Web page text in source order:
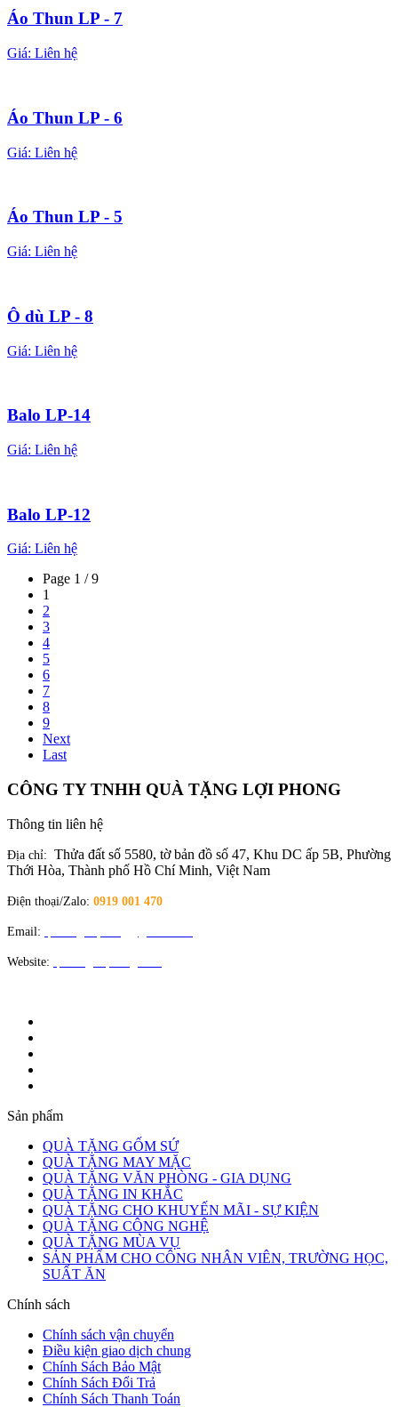
Áo Thun LP - 7
Giá: Liên hệ
Áo Thun LP - 6
Giá: Liên hệ
Áo Thun LP - 5
Giá: Liên hệ
Ô dù LP - 8
Giá: Liên hệ
Balo LP-14
Giá: Liên hệ
Balo LP-12
Giá: Liên hệ
Page 1 / 9
1
2
3
4
5
6
7
8
9
Next
Last
CÔNG TY TNHH QUÀ TẶNG LỢI PHONG
Thông tin liên hệ
Địa chỉ: Thửa đất số 5580, tờ bản đồ số 47, Khu DC ấp 5B, Phường
Thới Hòa, Thành phố Hồ Chí Minh, Việt Nam
Điện thoại/Zalo: 0919 001 470
Email:
Website:
Sản phẩm
QUÀ TẶNG GỐM SỨ
QUÀ TẶNG MAY MẶC
QUÀ TẶNG VĂN PHÒNG - GIA DỤNG
QUÀ TẶNG IN KHẮC
QUÀ TẶNG CHO KHUYẾN MÃI - SỰ KIỆN
QUÀ TẶNG CÔNG NGHỆ
QUÀ TẶNG MÙA VỤ
SẢN PHẨM CHO CÔNG NHÂN VIÊN, TRƯỜNG HỌC,
SUẤT ĂN
Chính sách
Chính sách vận chuyển
Điều kiện giao dịch chung
Chính Sách Bảo Mật
Chính Sách Đổi Trả
Chính Sách Thanh Toán